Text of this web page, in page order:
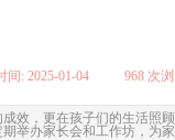
间: 2025-01-04 968 次
效，更在孩子们的生活照
举办家长会和工作坊，为